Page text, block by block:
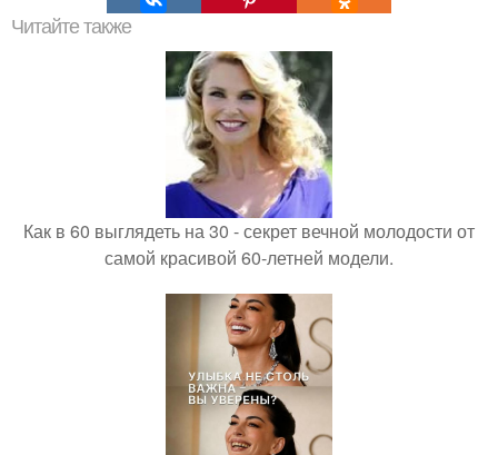
Читайте также
Как в 60 выглядеть на 30 - секрет вечной молодости от
самой красивой 60-летней модели.